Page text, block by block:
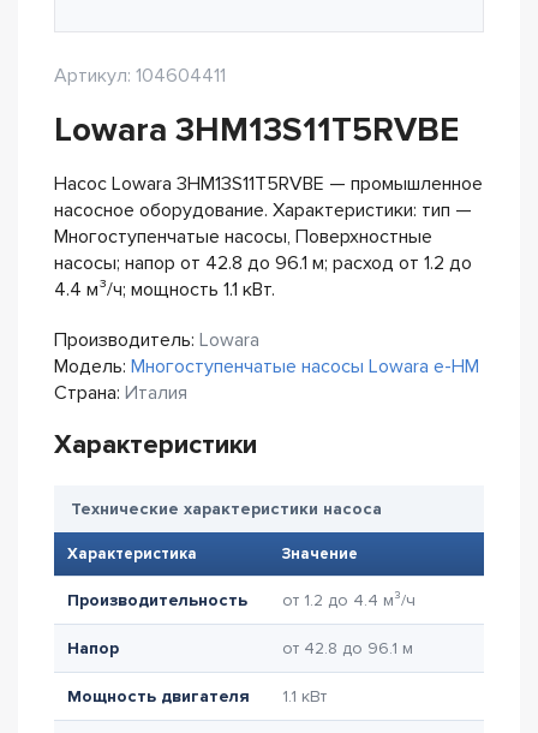
Артикул: 104604411
Lowara 3HM13S11T5RVBE
Насос Lowara 3HM13S11T5RVBE — промышленное
насосное оборудование. Характеристики: тип —
Многоступенчатые насосы, Поверхностные
насосы; напор от 42.8 до 96.1 м; расход от 1.2 до
4.4 м³/ч; мощность 1.1 кВт.
Производитель: Lowara
Модель: Многоступенчатые насосы Lowara e-HM
Страна: Италия
Характеристики
Технические характеристики насоса
Характеристика Значение
Производительность от 1.2 до 4.4 м³/ч
Напор от 42.8 до 96.1 м
Мощность двигателя 1.1 кВт